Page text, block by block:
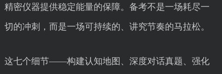
精密仪器提供稳定能量的保障。备考不是一场耗尽一
切的冲刺，而是一场可持续的、讲究节奏的马拉松。
这七个细节——构建认知地图、深度对话真题、强化